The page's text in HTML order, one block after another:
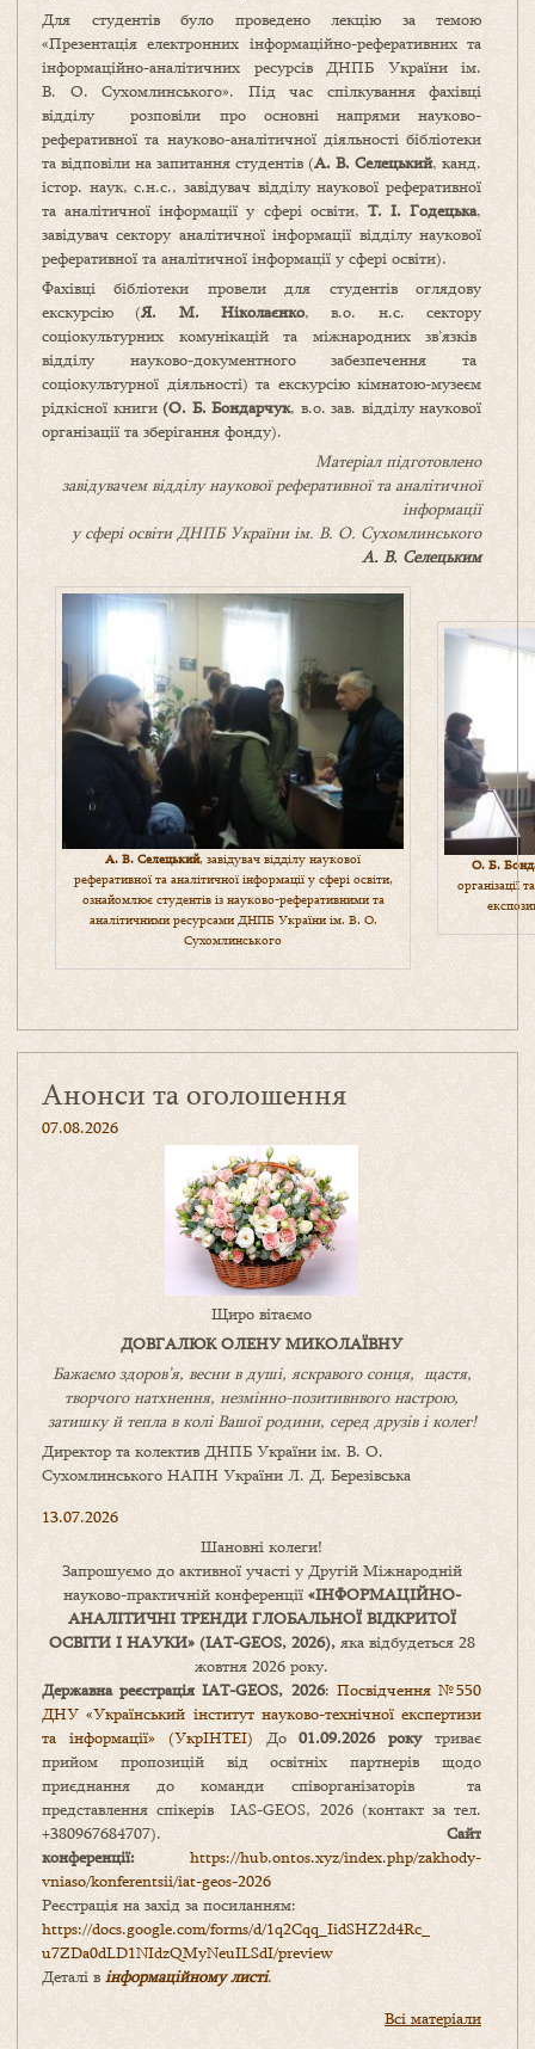
Для студентів було проведено лекцію за темою
«Презентація електронних інформаційно-реферативних та
інформаційно-аналітичних ресурсів ДНПБ України ім.
В. О. Сухомлинського». Під час спілкування фахівці
відділу розповіли про основні напрями науково-
реферативної та науково-аналітичної діяльності бібліотеки
та відповіли на запитання студентів (А. В. Селецький, канд.
істор. наук, с.н.с., завідувач відділу наукової реферативної
та аналітичної інформації у сфері освіти, Т. І. Годецька,
завідувач сектору аналітичної інформації відділу наукової
реферативної та аналітичної інформації у сфері освіти).
Фахівці бібліотеки провели для студентів оглядову
екскурсію (Я. М. Ніколаєнко, в.о. н.с. сектору
соціокультурних комунікацій та міжнародних зв’язків
відділу науково-документного забезпечення та
соціокультурної діяльності) та екскурсію кімнатою-музеєм
рідкісної книги (О. Б. Бондарчук, в.о. зав. відділу наукової
організації та зберігання фонду).
Матеріал підготовлено
завідувачем відділу наукової реферативної та аналітичної
інформації
у сфері освіти ДНПБ України ім. В. О. Сухомлинського
А. В. Селецьким
А. В. Селецький, завідувач відділу наукової
реферативної та аналітичної інформації у сфері освіти,
ознайомлює студентів із науково-реферативними та
аналітичними ресурсами ДНПБ України ім. В. О.
Сухомлинського
О. Б.
організації
Анонси та оголошення
07.08.2026
Щиро вітаємо
ДОВГАЛЮК ОЛЕНУ МИКОЛАЇВНУ
Бажаємо здоров’я, весни в душі, яскравого сонця, щастя,
творчого натхнення, незмінно-позитивнвого настрою,
затишкуйтепла в коліВашоїродини, серед друзів і колег!
Директор та колектив ДНПБ України ім. В. О.
Сухомлинського НАПН України Л. Д. Березівська
13.07.2026
Шановні колеги!
Запрошуємо до активної участі у Другій Міжнародній
науково-практичній конференції «ІНФОРМАЦІЙНО-
АНАЛІТИЧНІ ТРЕНДИ ГЛОБАЛЬНОЇ ВІДКРИТОЇ
ОСВІТИ І НАУКИ» (IAT-GEOS, 2026),яка відбудеться 28
жовтня 2026 року.
Державна реєстрація IAT-GEOS, 2026: Посвідчення №550
ДНУ «Український інститут науково-технічної експертизи
та інформації» (УкрІНТЕІ) До01.09.2026 рокутриває
прийом пропозицій від освітніх партнерів щодо
приєднання до команди співорганізаторів та
представлення спікерів IAS-GEOS, 2026 (контакт за тел.
+380967684707). Сайт
конференції: https://hub.ontos.xyz/index.php/zakhody-
vniaso/konferentsii/iat-geos-2026
Реєстрація на захід за посиланням:
https://docs.google.com/forms/d/1q2Cqq_IidSHZ2d4Rc_
u7ZDa0dLD1NIdzQMyNeuILSdI/preview
Деталі в інформаційному листі.
Всі матеріали